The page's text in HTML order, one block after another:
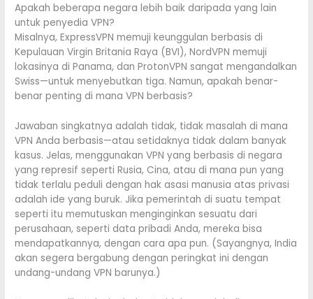
Apakah beberapa negara lebih baik daripada yang lain
untuk penyedia VPN?
Misalnya, ExpressVPN memuji keunggulan berbasis di
Kepulauan Virgin Britania Raya (BVI), NordVPN memuji
lokasinya di Panama, dan ProtonVPN sangat mengandalkan
Swiss—untuk menyebutkan tiga. Namun, apakah benar-
benar penting di mana VPN berbasis?
Jawaban singkatnya adalah tidak, tidak masalah di mana
VPN Anda berbasis—atau setidaknya tidak dalam banyak
kasus. Jelas, menggunakan VPN yang berbasis di negara
yang represif seperti Rusia, Cina, atau di mana pun yang
tidak terlalu peduli dengan hak asasi manusia atas privasi
adalah ide yang buruk. Jika pemerintah di suatu tempat
seperti itu memutuskan menginginkan sesuatu dari
perusahaan, seperti data pribadi Anda, mereka bisa
mendapatkannya, dengan cara apa pun. (Sayangnya, India
akan segera bergabung dengan peringkat ini dengan
undang-undang VPN barunya.)